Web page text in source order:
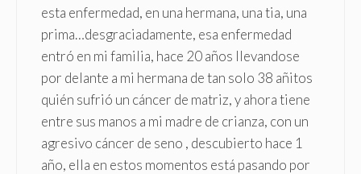
esta enfermedad, en una hermana, una tia, una
prima…desgraciadamente, esa enfermedad
entró en mi familia, hace 20 años llevandose
por delante a mi hermana de tan solo 38 añitos
quién sufrió un cáncer de matriz, y ahora tiene
entre sus manos a mi madre de crianza, con un
agresivo cáncer de seno , descubierto hace 1
año, ella en estos momentos está pasando por